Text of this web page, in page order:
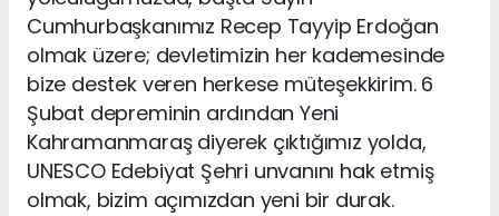
Cumhurbaşkanımız Recep Tayyip Erdoğan
olmak üzere; devletimizin her kademesinde
bize destek veren herkese müteşekkirim. 6
Şubat depreminin ardından Yeni
Kahramanmaraş diyerek çıktığımız yolda,
UNESCO Edebiyat Şehri unvanını hak etmiş
olmak, bizim açımızdan yeni bir durak.